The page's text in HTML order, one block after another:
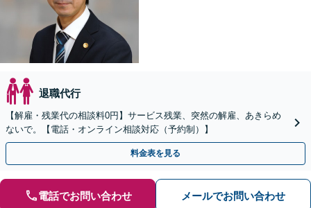
退職代行
【解雇・残業代の相談料0円】サービス残業、突然の解雇、あきらめ
ないで。【電話・オンライン相談対応（予約制）】
料金表を見る
電話でお問い合わせ メールでお問い合わせ